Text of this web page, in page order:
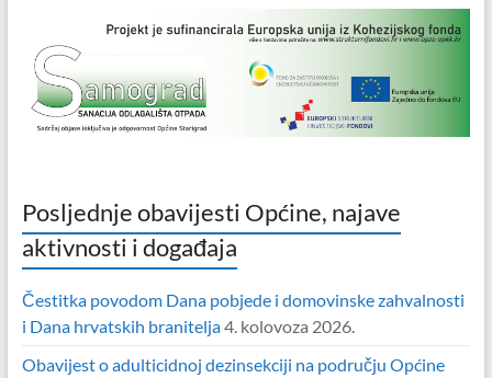
Posljednje obavijesti Općine, najave
aktivnosti i događaja
Čestitka povodom Dana pobjede i domovinske zahvalnosti
i Dana hrvatskih branitelja4. kolovoza 2026.
Obavijest o adulticidnoj dezinsekciji na području Općine